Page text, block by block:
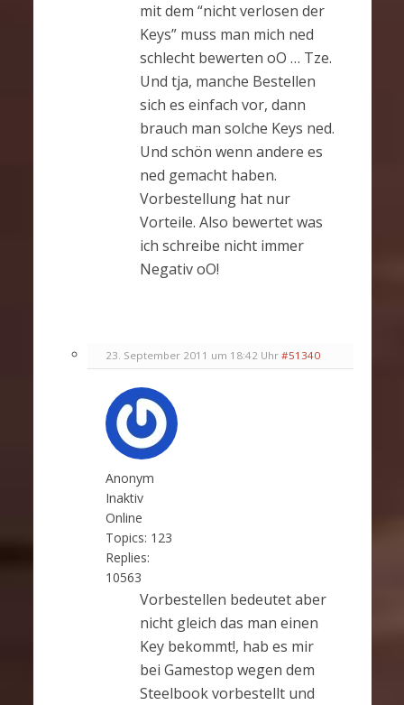
mit dem “nicht verlosen der
Keys” muss man mich ned
schlecht bewerten oO … Tze.
Und tja, manche Bestellen
sich es einfach vor, dann
brauch man solche Keys ned.
Und schön wenn andere es
ned gemacht haben.
Vorbestellung hat nur
Vorteile. Also bewertet was
ich schreibe nicht immer
Negativ oO!
23. September 2011 um 18:42 Uhr #51340
Anonym
Inaktiv
Online
Topics: 123
Replies:
10563
Vorbestellen bedeutet aber
nicht gleich das man einen
Key bekommt!, hab es mir
bei Gamestop wegen dem
Steelbook vorbestellt und